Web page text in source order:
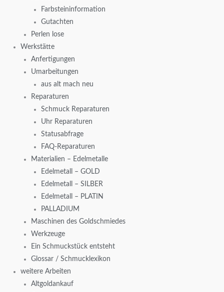
Farbsteininformation
Gutachten
Perlen lose
Werkstätte
Anfertigungen
Umarbeitungen
aus alt mach neu
Reparaturen
Schmuck Reparaturen
Uhr Reparaturen
Statusabfrage
FAQ-Reparaturen
Materialien – Edelmetalle
Edelmetall – GOLD
Edelmetall – SILBER
Edelmetall – PLATIN
PALLADIUM
Maschinen des Goldschmiedes
Werkzeuge
Ein Schmuckstück entsteht
Glossar / Schmucklexikon
weitere Arbeiten
Altgoldankauf